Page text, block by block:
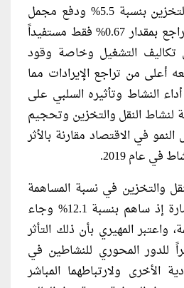
وتراجع نشاط النقل والتخزين بنسبة 5.5% ودفع مجمل
اقتصاد الإمارة نحو التراجع بمقدار 0.67% فقط مستفيداً
التشغيل وخاصة وقود
أعلى من تراجع الإيرادات مما
النشاط وتأثيره السلبي على
لنشاط النقل والتخزين وتحجيم
في الاقتصاد مقارنة بالأثر
في عام 2019.
والتخزين في نسبة المساهمة
العالية في اقتصاد الإمارة إذ ساهم بنسبة 12.1% وجاء
واعتبر المهيري بأن ذلك التأثر
للدور المحوري للنشاطين في
الأخرى ولارتباطهما المباشر